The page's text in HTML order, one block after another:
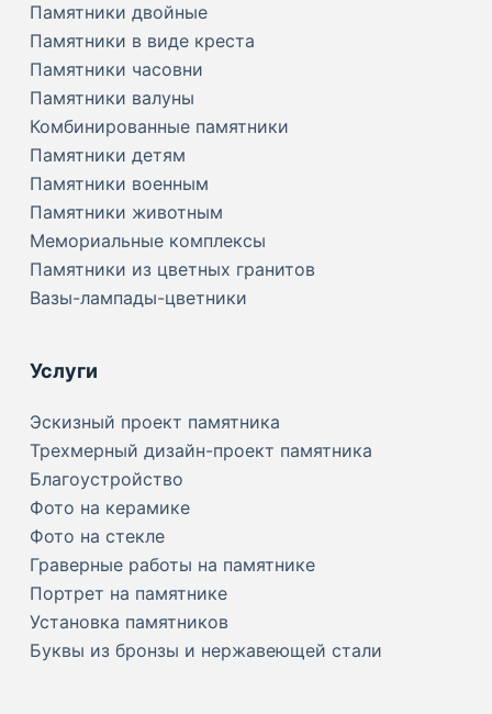
Памятники двойные
Памятники в виде креста
Памятники часовни
Памятники валуны
Комбинированные памятники
Памятники детям
Памятники военным
Памятники животным
Мемориальные комплексы
Памятники из цветных гранитов
Вазы-лампады-цветники
Услуги
Эскизный проект памятника
Трехмерный дизайн-проект памятника
Благоустройство
Фото на керамике
Фото на стекле
Граверные работы на памятнике
Портрет на памятнике
Установка памятников
Буквы из бронзы и нержавеющей стали